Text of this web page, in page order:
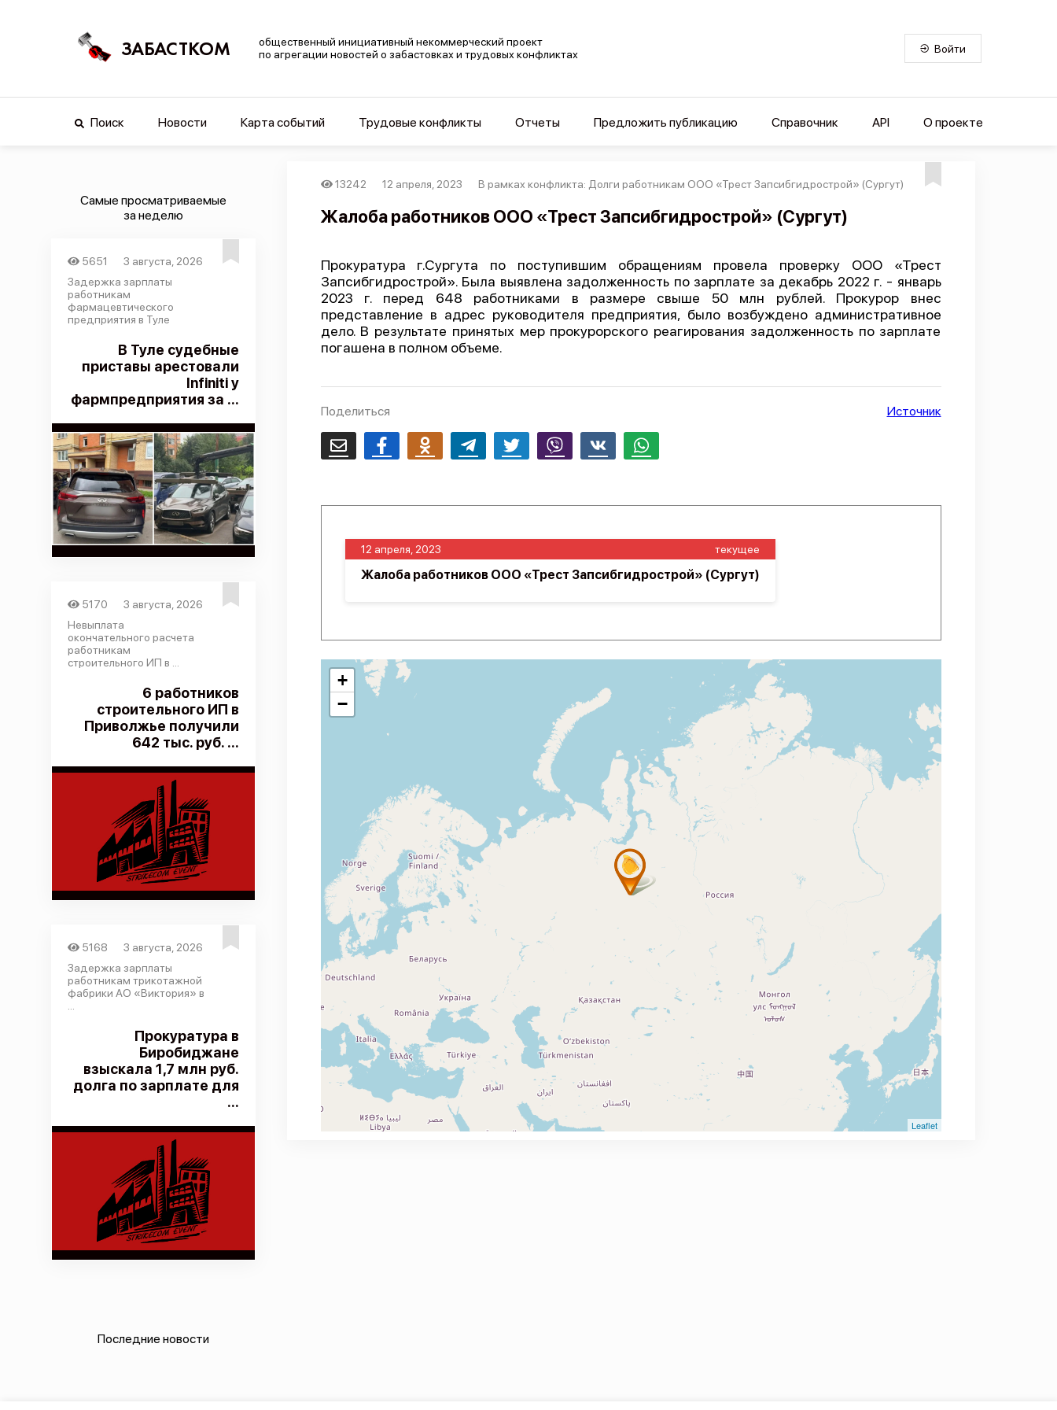
ЗАБАСТКОМ
общественный инициативный некоммерческий проект
по агрегации новостей о забастовках и трудовых конфликтах
Войти
Поиск Новости Карта событий Трудовые конфликты Отчеты Предложить публикацию Справочник API О проекте
Самые просматриваемые
за неделю
5651
3 августа, 2026
Задержка зарплаты
работникам
фармацевтического
предприятия в Туле
В Туле судебные
приставы арестовали
Infiniti у
фармпредприятия за ...
5170
3 августа, 2026
Невыплата
окончательного расчета
работникам
строительного ИП в ...
6 работников
строительного ИП в
Приволжье получили
642 тыс. руб. ...
5168
3 августа, 2026
Задержка зарплаты
работникам трикотажной
фабрики АО «Виктория» в
Прокуратура в
Биробиджане
взыскала 1,7 млн руб.
долга по зарплате для
...
Последние новости
13242 12 апреля, 2023 В рамках конфликта: Долги работникам ООО «Трест Запсибгидрострой» (Сургут)
Жалоба работников ООО «Трест Запсибгидрострой» (Сургут)
Прокуратура г.Сургута по поступившим обращениям провела проверку ООО «Трест
Запсибгидрострой». Была выявлена задолженность по зарплате за декабрь 2022 г. - январь
2023 г. перед 648 работниками в размере свыше 50 млн рублей. Прокурор внес
представление в адрес руководителя предприятия, было возбуждено административное
дело. В результате принятых мер прокурорского реагирования задолженность по зарплате
погашена в полном объеме.
Поделиться
Email FacebookOdnoklassnikiTelegram Twitter Viber Whatsapp
Источник
12 апреля, 2023 текущее
Жалоба работников ООО «Трест Запсибгидрострой» (Сургут)
+
−
Leaflet